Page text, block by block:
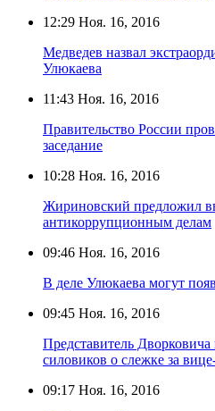
12:29 Ноя. 16, 2016
Медведев назвал
Улюкаева
11:43 Ноя. 16, 2016
Правительство России
заседание
10:28 Ноя. 16, 2016
Жириновский предложил
антикоррупционным делам
09:46 Ноя. 16, 2016
В деле Улюкаева могут
09:45 Ноя. 16, 2016
Представитель
силовиков о слежке за
09:17 Ноя. 16, 2016